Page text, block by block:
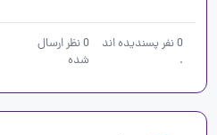
0نفر پسندیده اند
.
0نظر ارسال
شده